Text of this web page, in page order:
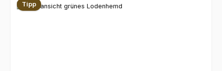
Tipp